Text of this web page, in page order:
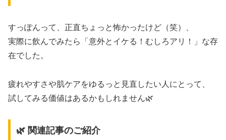
すっぽんって、正直ちょっと怖かったけど（笑）、
実際に飲んでみたら「意外とイケる！むしろアリ！」な存
在でした。
疲れやすさや肌ケアをゆるっと見直したい人にとって、
試してみる価値はあるかもしれません🌿
🌿 関連記事のご紹介